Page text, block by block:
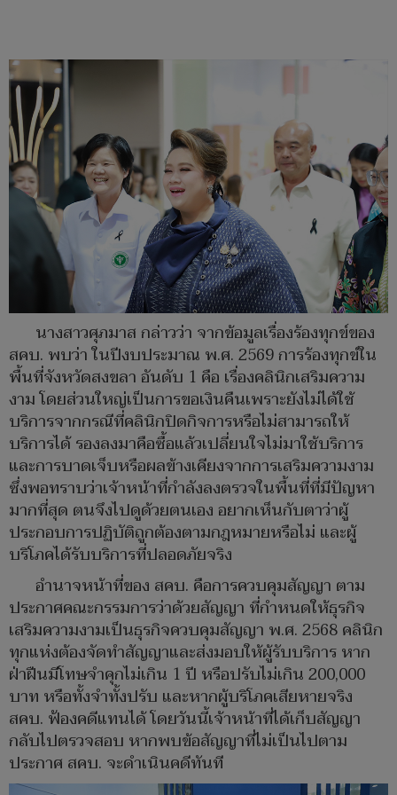
นางสาวศุภมาส กล่าวว่า จากข้อมูลเรื่องร้องทุกข์ของ
สคบ. พบว่า ในปีงบประมาณ พ.ศ. 2569 การร้องทุกข์ใน
พื้นที่จังหวัดสงขลา อันดับ 1 คือ เรื่องคลินิกเสริมความ
งาม โดยส่วนใหญ่เป็นการขอเงินคืนเพราะยังไม่ได้ใช้
บริการจากกรณีที่คลินิกปิดกิจการหรือไม่สามารถให้
บริการได้ รองลงมาคือซื้อแล้วเปลี่ยนใจไม่มาใช้บริการ
และการบาดเจ็บหรือผลข้างเคียงจากการเสริมความงาม
ซึ่งพอทราบว่าเจ้าหน้าที่กำลังลงตรวจในพื้นที่ที่มีปัญหา
มากที่สุด ตนจึงไปดูด้วยตนเอง อยากเห็นกับตาว่าผู้
ประกอบการปฏิบัติถูกต้องตามกฎหมายหรือไม่ และผู้
บริโภคได้รับบริการที่ปลอดภัยจริง
อำนาจหน้าที่ของ สคบ. คือการควบคุมสัญญา ตาม
ประกาศคณะกรรมการว่าด้วยสัญญา ที่กำหนดให้ธุรกิจ
เสริมความงามเป็นธุรกิจควบคุมสัญญา พ.ศ. 2568 คลินิก
ทุกแห่งต้องจัดทำสัญญาและส่งมอบให้ผู้รับบริการ หาก
ฝ่าฝืนมีโทษจำคุกไม่เกิน 1 ปี หรือปรับไม่เกิน 200,000
บาท หรือทั้งจำทั้งปรับ และหากผู้บริโภคเสียหายจริง
สคบ. ฟ้องคดีแทนได้ โดยวันนี้เจ้าหน้าที่ได้เก็บสัญญา
กลับไปตรวจสอบ หากพบข้อสัญญาที่ไม่เป็นไปตาม
ประกาศ สคบ. จะดำเนินคดีทันที